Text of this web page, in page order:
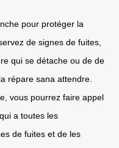
pour protéger la
de signes de fuites,
qui se détache ou de de
répare sana attendre.
vous pourrez faire appel
a toutes les
de fuites et de les